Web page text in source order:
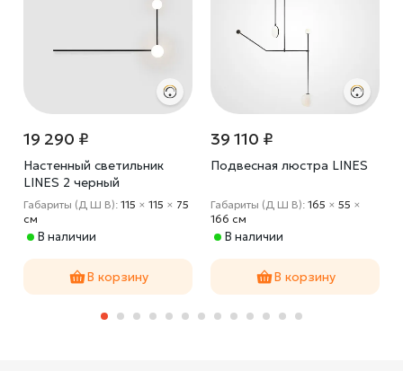
19 290 ₽
Настенный светильник
LINES 2 черный
Габариты (Д Ш В): 115 × 115 × 75
cм
В наличии
В корзину
39 110 ₽
Подвесная люстра LINES
Габариты (Д Ш В): 165 × 55 ×
166 cм
В наличии
В корзину